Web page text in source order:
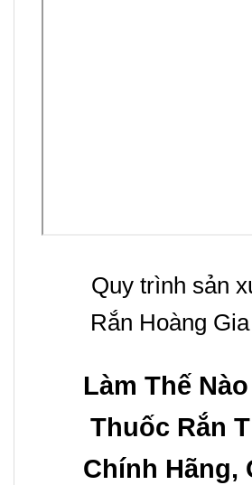
Quy trình sản
Rắn Hoàng
Làm Thế
Thuốc Rắn
Chính Hãng,